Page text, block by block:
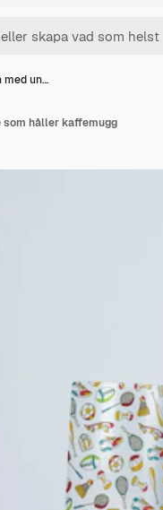
med un…
som håller kaffemugg